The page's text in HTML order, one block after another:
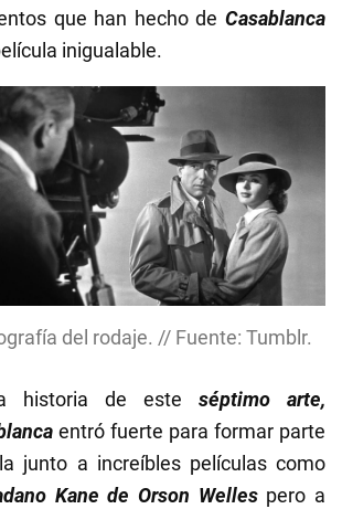
que han hecho de Casablanca
inigualable.
del rodaje. // Fuente: Tumblr.
historia de este séptimo arte,
entró fuerte para formar parte
junto a increíbles películas como
Kane de Orson Wellespero a